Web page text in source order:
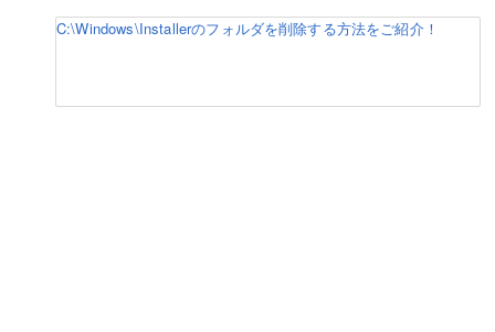
C:\Windows\Installerのフォルダを削除する方法をご紹介！